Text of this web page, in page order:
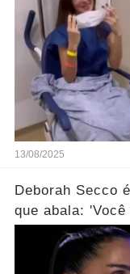
13/08/2025
Deborah Secco
que abala: